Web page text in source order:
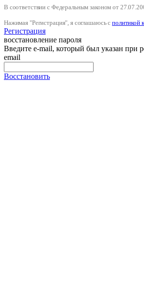
В соответствии с Федеральным законом от
Нажимая "Регистрация", я соглашаюсь сполитикой
Регистрация
восстановление пароля
Введите e-mail, который был указан при
email
Восстановить